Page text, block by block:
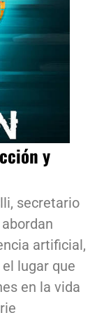
y
secretario
artificial,
lugar que
en la vida